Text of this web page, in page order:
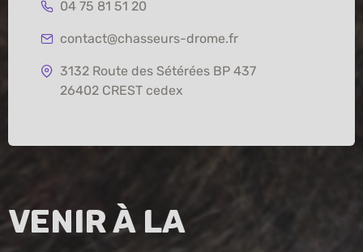
04 75 81 51 20
contact@chasseurs-drome.fr
3132 Route des Sétérées BP 437
26402 CREST cedex
Venir à la